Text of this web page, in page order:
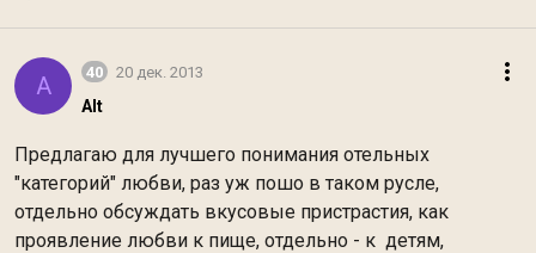
A 40 20 дек. 2013
Alt
Предлагаю для лучшего понимания отельных
"категорий" любви, раз уж пошо в таком русле,
отдельно обсуждать вкусовые пристрастия, как
проявление любви к пище, отдельно - к детям,